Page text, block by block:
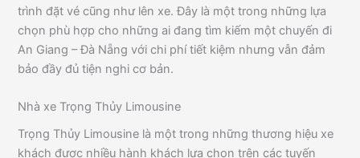
trình đặt vé cũng như lên xe. Đây là một trong những lựa
chọn phù hợp cho những ai đang tìm kiếm một chuyến đi
An Giang – Đà Nẵng với chi phí tiết kiệm nhưng vẫn đảm
bảo đầy đủ tiện nghi cơ bản.
Nhà xe Trọng Thủy Limousine
Trọng Thủy Limousine là một trong những thương hiệu xe
khách được nhiều hành khách lựa chọn trên các tuyến